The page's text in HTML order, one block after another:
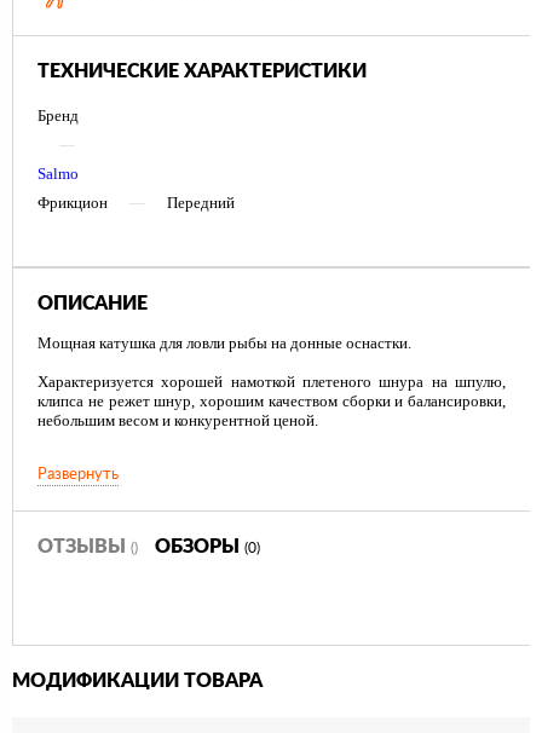
ТЕХНИЧЕСКИЕ ХАРАКТЕРИСТИКИ
Бренд
—
Salmo
Фрикцион
— Передний
ОПИСАНИЕ
Мощная катушка для ловли рыбы на донные оснастки.
Характеризуется хорошей намоткой плетеного шнура на шпулю,
клипса не режет шнур, хорошим качеством сборки и балансировки,
небольшим весом и конкурентной ценой.
Кол-во подшипников: 4+1
Мгновенный стопор обратного хода (антиреверс)
Выключатель антиреверса флажковый нижний
Развернуть
ОТЗЫВЫ () ОБЗОРЫ (0)
МОДИФИКАЦИИ ТОВАРА